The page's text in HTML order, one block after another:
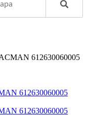
612630060005